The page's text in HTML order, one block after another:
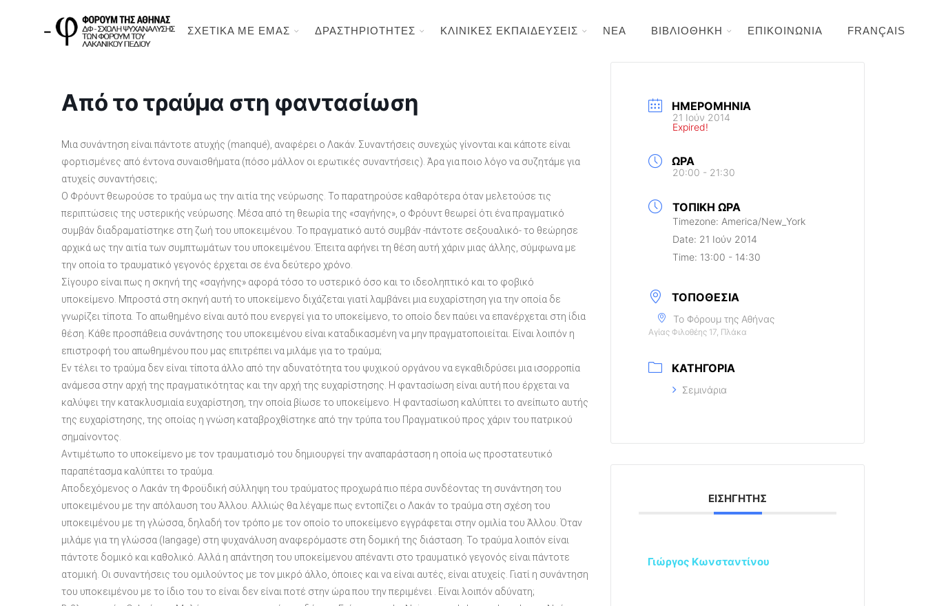
ΣΧΕΤΙΚΑ ΜΕ ΕΜΑΣ ΔΡΑΣΤΗΡΙΟΤΗΤΕΣ ΚΛΙΝΙΚΕΣ ΕΚΠΑΙΔΕΥΣΕΙΣ ΝΕΑ ΒΙΒΛΙΟΘΗΚΗ ΕΠΙΚΟΙΝΩΝΙΑ FRANÇAIS
Από το τραύμα στη φαντασίωση
Μια συνάντηση είναι πάντοτε ατυχής (manqué), αναφέρει ο Λακάν. Συναντήσεις συνεχώς γίνονται και κάποτε είναι
φορτισμένες από έντονα συναισθήματα (πόσο μάλλον οι ερωτικές συναντήσεις). Άρα για ποιο λόγο να συζητάμε για
ατυχείς συναντήσεις;
Ο Φρόυντ θεωρούσε το τραύμα ως την αιτία της νεύρωσης. Το παρατηρούσε καθαρότερα όταν μελετούσε τις
περιπτώσεις της υστερικής νεύρωσης. Μέσα από τη θεωρία της «σαγήνης», ο Φρόυντ θεωρεί ότι ένα πραγματικό
συμβάν διαδραματίστηκε στη ζωή του υποκειμένου. Το πραγματικό αυτό συμβάν -πάντοτε σεξουαλικό- το θεώρησε
αρχικά ως την αιτία των συμπτωμάτων του υποκειμένου. Έπειτα αφήνει τη θέση αυτή χάριν μιας άλλης, σύμφωνα με
την οποία το τραυματικό γεγονός έρχεται σε ένα δεύτερο χρόνο.
Σίγουρο είναι πως η σκηνή της «σαγήνης» αφορά τόσο το υστερικό όσο και το ιδεοληπτικό και το φοβικό
υποκείμενο. Μπροστά στη σκηνή αυτή το υποκείμενο διχάζεται γιατί λαμβάνει μια ευχαρίστηση για την οποία δε
γνωρίζει τίποτα. Το απωθημένο είναι αυτό που ενεργεί για το υποκείμενο, το οποίο δεν παύει να επανέρχεται στη ίδια
θέση. Κάθε προσπάθεια συνάντησης του υποκειμένου είναι καταδικασμένη να μην πραγματοποιείται. Είναι λοιπόν η
επιστροφή του απωθημένου που μας επιτρέπει να μιλάμε για το τραύμα;
Εν τέλει το τραύμα δεν είναι τίποτα άλλο από την αδυνατότητα του ψυχικού οργάνου να εγκαθιδρύσει μια ισορροπία
ανάμεσα στην αρχή της πραγματικότητας και την αρχή της ευχαρίστησης. Η φαντασίωση είναι αυτή που έρχεται να
καλύψει την κατακλυσμιαία ευχαρίστηση, την οποία βίωσε το υποκείμενο. Η φαντασίωση καλύπτει το ανείπωτο αυτής
της ευχαρίστησης, της οποίας η γνώση καταβροχθίστηκε από την τρύπα του Πραγματικού προς χάριν του πατρικού
σημαίνοντος.
Αντιμέτωπο το υποκείμενο με τον τραυματισμό του δημιουργεί την αναπαράσταση η οποία ως προστατευτικό
παραπέτασμα καλύπτει το τραύμα.
Αποδεχόμενος ο Λακάν τη Φροϋδική σύλληψη του τραύματος προχωρά πιο πέρα συνδέοντας τη συνάντηση του
υποκειμένου με την απόλαυση του Άλλου. Αλλιώς θα λέγαμε πως εντοπίζει ο Λακάν το τραύμα στη σχέση του
υποκειμένου με τη γλώσσα, δηλαδή τον τρόπο με τον οποίο το υποκείμενο εγγράφεται στην ομιλία του Άλλου. Όταν
μιλάμε για τη γλώσσα (langage) στη ψυχανάλυση αναφερόμαστε στη δομική της διάσταση. Το τραύμα λοιπόν είναι
πάντοτε δομικό και καθολικό. Αλλά η απάντηση του υποκείμενου απέναντι στο τραυματικό γεγονός είναι πάντοτε
ατομική. Οι συναντήσεις του ομιλούντος με τον μικρό άλλο, όποιες και να είναι αυτές, είναι ατυχείς. Γιατί η συνάντηση
του υποκειμένου με το ίδιο του το είναι δεν είναι ποτέ στην ώρα που την περιμένει . Είναι λοιπόν αδύνατη;
ΗΜΕΡΟΜΗΝΊΑ
21 Ιούν 2014
Expired!
ΏΡΑ
20:00 - 21:30
ΤΟΠΙΚΉ ΏΡΑ
Timezone: America/New_York
Date: 21 Ιούν 2014
Time: 13:00 - 14:30
ΤΟΠΟΘΕΣΊΑ
Το Φόρουμ της Αθήνας
Αγίας Φιλοθέης 17, Πλάκα
ΚΑΤΗΓΟΡΊΑ
Σεμινάρια
ΕΙΣΗΓΗΤΉΣ
Γιώργος Κωνσταντίνου